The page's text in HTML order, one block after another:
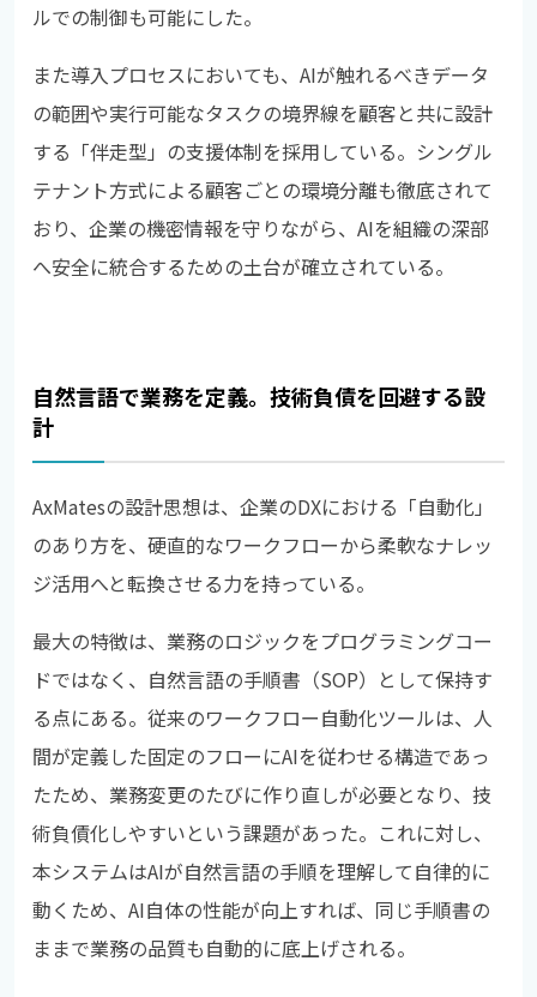
ルでの制御も可能にした。
また導入プロセスにおいても、AIが触れるべきデータ
の範囲や実行可能なタスクの境界線を顧客と共に設計
する「伴走型」の支援体制を採用している。シングル
テナント方式による顧客ごとの環境分離も徹底されて
おり、企業の機密情報を守りながら、AIを組織の深部
へ安全に統合するための土台が確立されている。
自然言語で業務を定義。技術負債を回避する設
計
AxMatesの設計思想は、企業のDXにおける「自動化」
のあり方を、硬直的なワークフローから柔軟なナレッ
ジ活用へと転換させる力を持っている。
最大の特徴は、業務のロジックをプログラミングコー
ドではなく、自然言語の手順書（SOP）として保持す
る点にある。従来のワークフロー自動化ツールは、人
間が定義した固定のフローにAIを従わせる構造であっ
たため、業務変更のたびに作り直しが必要となり、技
術負債化しやすいという課題があった。これに対し、
本システムはAIが自然言語の手順を理解して自律的に
動くため、AI自体の性能が向上すれば、同じ手順書の
ままで業務の品質も自動的に底上げされる。